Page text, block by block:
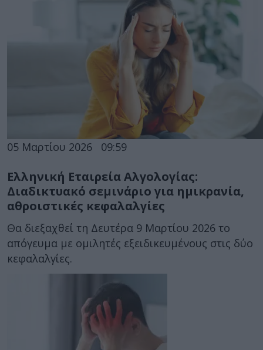
05 Μαρτίου 2026 09:59
Ελληνική Εταιρεία Αλγολογίας:
Διαδικτυακό σεμινάριο για ημικρανία,
αθροιστικές κεφαλαλγίες
Θα διεξαχθεί τη Δευτέρα 9 Μαρτίου 2026 το
απόγευμα με ομιλητές εξειδικευμένους στις δύο
κεφαλαλγίες.